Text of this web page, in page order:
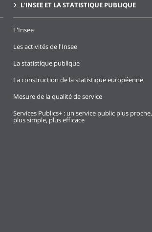
L'INSEE ET LA STATISTIQUE PUBLIQUE
L'Insee
Les activités de l'Insee
La statistique publique
La construction de la statistique européenne
Mesure de la qualité de service
Services Publics+ : un service public plus proche,
plus simple, plus efficace